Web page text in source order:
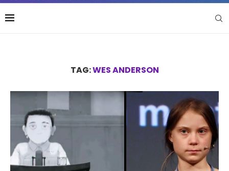
TAG:WES ANDERSON